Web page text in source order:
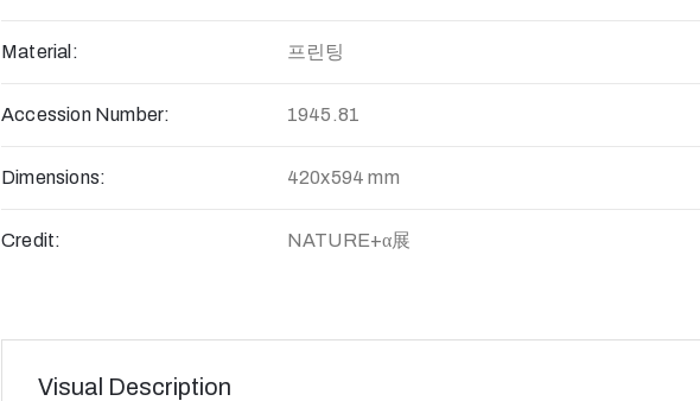
Material: 프린팅
Accession Number: 1945.81
Dimensions: 420x594 mm
Credit: NATURE+α展
Visual Description